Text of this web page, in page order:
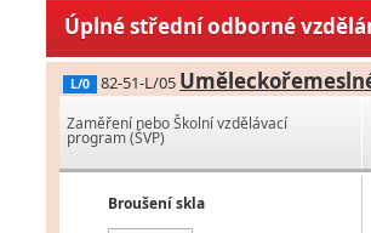
Úplné střední odborné
L/0 82-51-L/05
Zaměření nebo Školní vzdělávací
program (ŠVP)
Broušení skla